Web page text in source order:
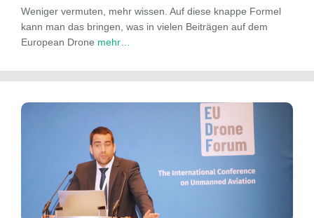
Weniger vermuten, mehr wissen. Auf diese knappe Formel
kann man das bringen, was in vielen Beiträgen auf dem
European Drone mehr…